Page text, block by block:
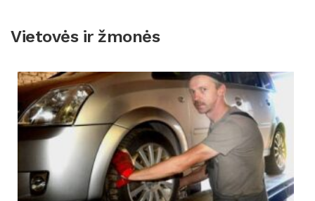
Vietovės ir žmonės